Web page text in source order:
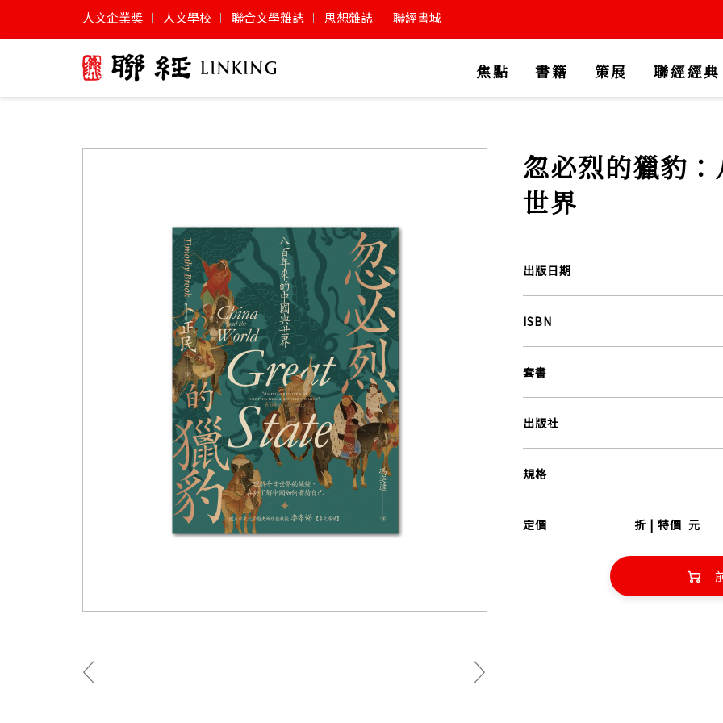
人文企業獎 人文學校 聯合文學雜誌 思想雜誌 聯經書城
焦點 書籍 策展 聯經經典
忽必烈的獵豹
世界
出版日期
ISBN
套書
出版社
規格
定價 折 | 特價 元